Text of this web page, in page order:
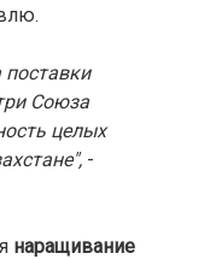
поставки
Союза
целых
-
наращивание